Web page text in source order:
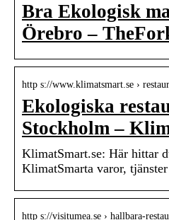
Bra Ekologisk
Örebro –
http s://www.klimatsmart.se ›
Ekologiska
Stockholm –
KlimatSmart.se: Här hittar
KlimatSmarta varor,
http s://visitumea.se › hallbara-